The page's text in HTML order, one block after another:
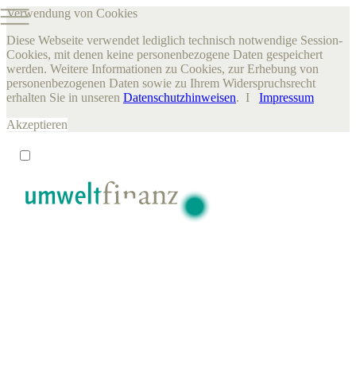
Verwendung von Cookies
Diese Webseite verwendet lediglich technisch notwendige Session-
Cookies, mit denen keine personenbezogene Daten gespeichert
werden. Weitere Informationen zu Cookies, zur Erhebung von
personenbezogenen Daten sowie zu Ihrem Widerspruchsrecht
erhalten Sie in unseren Datenschutzhinweisen. I Impressum
Akzeptieren